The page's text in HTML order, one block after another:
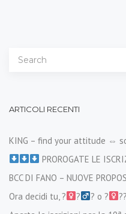
ARTICOLI RECENTI
KING – find your attitude ⇔
PROROGATE LE
BCC DI FANO – NUOVE
Ora decidi tu, ?‍
?‍ ? o ?‍
??‍